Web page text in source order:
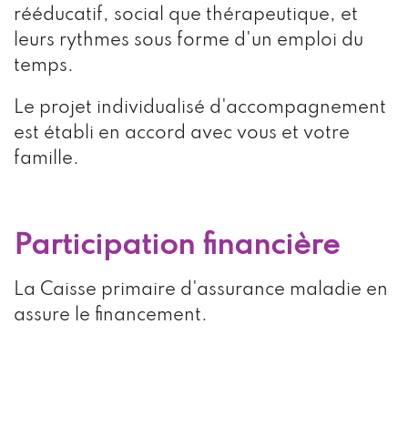
rééducatif, social que thérapeutique, et
leurs rythmes sous forme d'un emploi du
temps.
Le projet individualisé d'accompagnement
est établi en accord avec vous et votre
famille.
Participation financière
La Caisse primaire d'assurance maladie en
assure le financement.